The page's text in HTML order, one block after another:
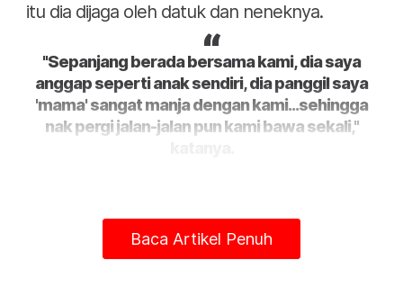
itu dia dijaga oleh datuk dan neneknya.
"Sepanjang berada bersama kami, dia saya
anggap seperti anak sendiri, dia panggil saya
'mama' sangat manja dengan kami...sehingga
nak pergi jalan-jalan pun kami bawa sekali,"
Baca Artikel Penuh